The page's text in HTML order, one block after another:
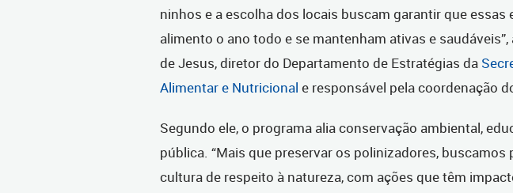
ninhos e a escolha dos locais buscam garantir que essas
alimento o ano todo e se mantenham ativas e
de Jesus, diretor do Departamento de Estratégias da
Alimentar e Nutricional e responsável pela coordenação
Segundo ele, o programa alia conservação ambiental,
pública. “Mais que preservar os polinizadores, buscamos
cultura de respeito à natureza, com ações que têm